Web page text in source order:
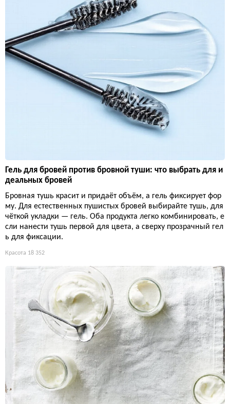
Гель для бровей против бровной туши: что выбрать для и
деальных бровей
Бровная тушь красит и придаёт объём, а гель фиксирует фор
му. Для естественных пушистых бровей выбирайте тушь, для
чёткой укладки — гель. Оба продукта легко комбинировать, е
сли нанести тушь первой для цвета, а сверху прозрачный гел
ь для фиксации.
Красота 18 352